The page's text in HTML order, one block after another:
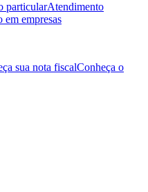
particularAtendimento
empresas
sua nota fiscalConheça o